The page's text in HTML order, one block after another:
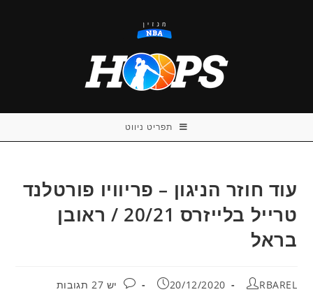
תפריט ניווט
עוד חוזר הניגון – פריוויו פורטלנד
טרייל בלייזרס 20/21 / ראובן
בראל
מחבר:
RBAREL פורסם:
20/12/2020 תגובות:
יש 27 תגובות